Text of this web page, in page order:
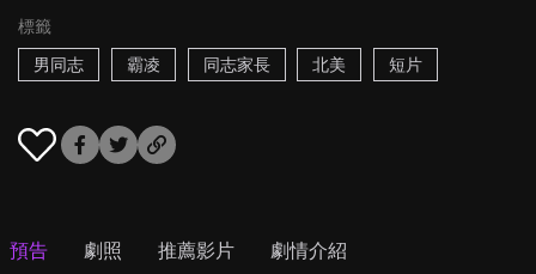
標籤
男同志
霸凌 同志家長 北美 短片
預告 劇照 推薦影片 劇情介紹